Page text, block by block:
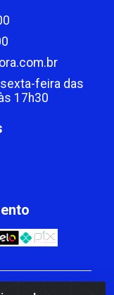
feira das
17h30
Matriz - av